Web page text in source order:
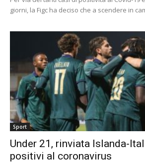
giorni, la Figc ha deciso che a scendere in
Sport
Under 21, rinviata Islanda-
positivi al coronavirus